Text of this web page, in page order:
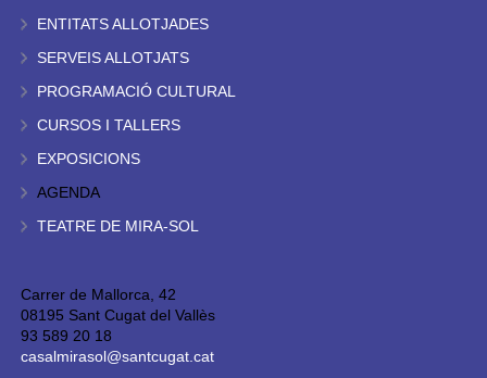
ENTITATS ALLOTJADES
SERVEIS ALLOTJATS
PROGRAMACIÓ CULTURAL
CURSOS I TALLERS
EXPOSICIONS
AGENDA
TEATRE DE MIRA-SOL
Carrer de Mallorca, 42
08195 Sant Cugat del Vallès
93 589 20 18
casalmirasol@santcugat.cat